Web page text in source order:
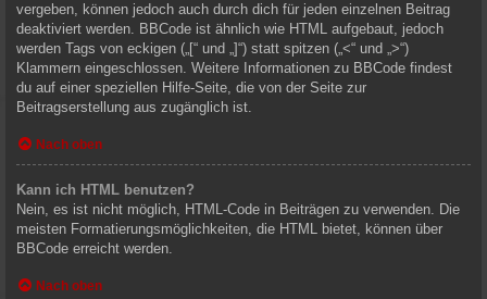
vergeben, können jedoch auch durch dich für jeden einzelnen Beitrag
deaktiviert werden. BBCode ist ähnlich wie HTML aufgebaut, jedoch
werden Tags von eckigen („[“ und „]“) statt spitzen („<“ und „>“)
Klammern eingeschlossen. Weitere Informationen zu BBCode findest
du auf einer speziellen Hilfe-Seite, die von der Seite zur
Beitragserstellung aus zugänglich ist.
Nach oben
Kann ich HTML benutzen?
Nein, es ist nicht möglich, HTML-Code in Beiträgen zu verwenden. Die
meisten Formatierungsmöglichkeiten, die HTML bietet, können über
BBCode erreicht werden.
Nach oben